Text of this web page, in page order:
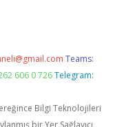
Teams:
606 0 726 Telegram:
Bilgi Teknolojileri
bir Yer Sağlayıcı